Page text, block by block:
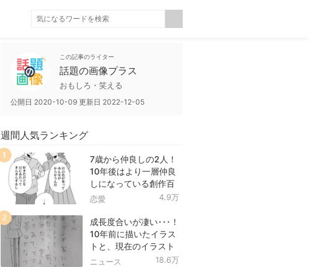
この記事のライター
話題の画像プラス
おもしろ・笑える
公開日 2020-10-09 更新日 2022-12-05
週間人気ランキング
7歳から仲良しの2人！
10年後はより一層仲良
しになっている創作百
合！
恋愛 4.9万
1
成長度合いが凄い･･･！
10年前に描いたイラス
トと、現在のイラスト
を投稿したツイートが
ニュース 18.6万
2